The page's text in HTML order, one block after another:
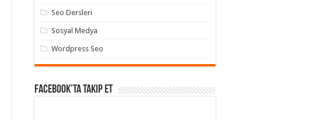
Seo Dersleri
Sosyal Medya
Wordpress Seo
Facebook’ta takip et